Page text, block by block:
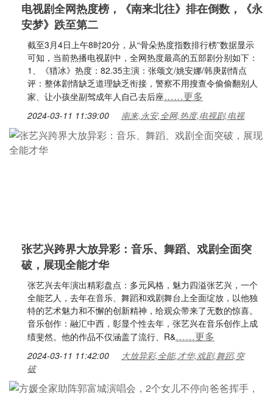
电视剧全网热度榜，《南来北往》排在倒数，《永
安梦》跌至第二
截至3月4日上午8时20分，从“骨朵热度指数排行榜”数据显示
可知，当前热播电视剧中，全网热度最高的五部剧分别如下：
1、《猎冰》热度：82.35主演：张颂文/姚安娜/韩庚剧情点
评：整体剧情缺乏道理缺乏衔接，警察不用搜查令偷偷翻别人
家、让小孩坐副驾成年人自己去后座……更多
2024-03-11 11:39:00 南来,永安,全网,热度,电视剧,电视
张艺兴跨界大放异彩：音乐、舞蹈、戏剧全面突
破，展现全能才华
张艺兴去年演出精彩盘点：多元风格，魅力四溢张艺兴，一个
全能艺人，去年在音乐、舞蹈和戏剧舞台上全面绽放，以他独
特的艺术魅力和不懈的创新精神，给观众带来了无数的惊喜。
音乐创作：融汇中西，彰显个性去年，张艺兴在音乐创作上成
绩斐然。他的作品不仅涵盖了流行、R&……更多
2024-03-11 11:42:00
大放异彩,全能,才华,戏剧,舞蹈,突
破